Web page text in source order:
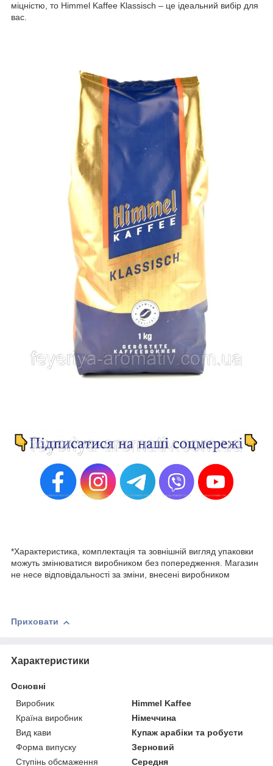
міцністю, то Himmel Kaffee Klassisch – це ідеальний вибір для
вас.
*Характеристика, комплектація та зовнішній вигляд упаковки
можуть змінюватися виробником без попередження. Магазин
не несе відповідальності за зміни, внесені виробником
Приховати
Характеристики
Основні
Виробник
Himmel Kaffee
Країна виробник
Німеччина
Вид кави
Купаж арабіки та робусти
Форма випуску
Зерновий
Ступінь обсмаження
Середня